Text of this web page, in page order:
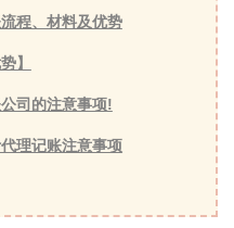
程、材料及优势
】
司的注意事项!
理记账注意事项